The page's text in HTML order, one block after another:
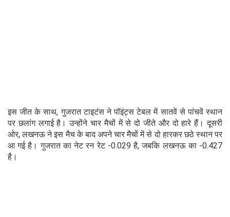
इस जीत के साथ, गुजरात टाइटंस ने पॉइंट्स टेबल में सातवें से पांचवें स्थान
पर छलांग लगाई है। उन्होंने चार मैचों में से दो जीते और दो हारे हैं। दूसरी
ओर, लखनऊ ने इस मैच के बाद अपने चार मैचों में से दो हारकर छठे स्थान पर
आ गई है। गुजरात का नेट रन रेट -0.029 है, जबकि लखनऊ का -0.427
है।